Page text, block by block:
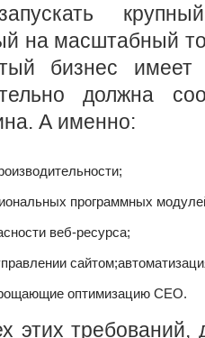
на масштабный
бизнес имеет
должна
А именно:
программных
веб-ресурса;
сайтом;
оптимизацию СЕО.
этих